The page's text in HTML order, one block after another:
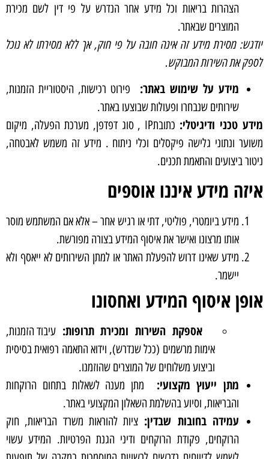
הצהרות בריאות וכל מידע אחר הנדרש על פי דין לשם מכירת
המוצרים שבאתר.
יודגש: מסירת מידע זה אינה חובה על פי חוק, אך ללא מסירתו לא נוכל
לספק את השירות המבוקש.
מידע על שימוש באתר: פירוט רכישות, היסטוריית הזמנות,
שירותים שנבחרו ופעולות שבוצעו באתר.
מידע טכני ודיגיטלי:
כתובתIP , סוג דפדפן, מערכת הפעלה, מיקום
משוער ונתוני גלישה פיקסלים וכלי ניתוח . מידע זה משמש לאבטחה,
ניטור ביצועים והתאמת תכנים.
איזה מידע איננו אוספים
מידע ביומטרי, פוליטי, דתי או רגיש אחר – אלא אם המשתמש מוסר
אותו מרצונו ואישר את איסוף המידע בצורה מפורשת.
מידע שאינו דרוש להפעלת האתר או למתן השירותים לא ייאסף ולא
יישמר.
אופן איסוף המידע ואחסונו
אספקת השירות ומכירת תרופות: עיבוד הזמנות,
אימות מרשמים (ככל שנדרש), וידוא התאמה רפואית בסיסית
וביצוע משלוחים של המוצרים שהוזמנו.
מתן ייעוץ מקצועי: מתן מענה לשאלות בתחום הרוקחות
והבריאות, וסיוע בהשלמת השאלון המקצועי באתר.
עמידה בחובות שבדין: ציות להוראות משרד הבריאות, חוק
הרוקחים, פקודת הרוקחים ודיני הגנת הפרטיות. המידע עשוי